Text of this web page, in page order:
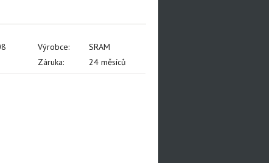
Výrobce:
SRAM
Záruka: 24 měsíců